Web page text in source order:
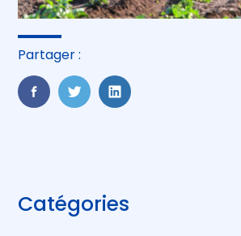
Partager :
FaceBook
TwitterLinkedIn
Blog
sidebar
Catégories